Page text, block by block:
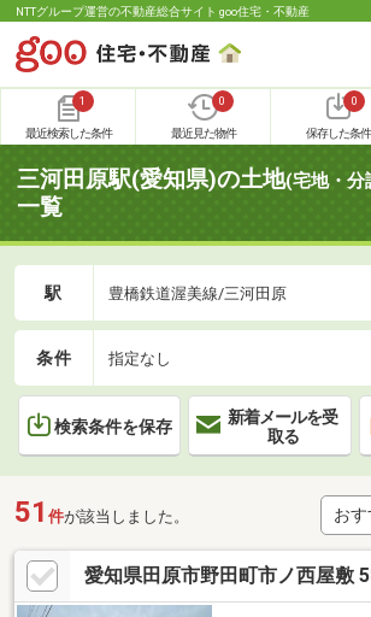
NTTグループ運営の不動産総合サイト goo住宅・不動産
1
最近検索した条件
0
最近見た物件
0
保存した条件
三河田原駅(愛知県)の土地(宅地・分
一覧
駅 豊橋鉄道渥美線/三河田原
条件 指定なし
検索条件を保存
新着メールを受
取る
51 件が該当しました。
愛知県田原市野田町市ノ西屋敷